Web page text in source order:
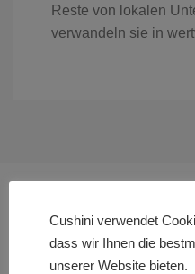
Reste von lokalen
verwandeln sie in
Cushini verwendet
dass wir Ihnen die
unserer Website bieten.